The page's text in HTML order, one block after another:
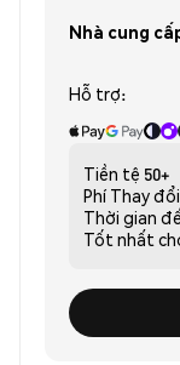
Nhà cung
Hỗ trợ:
Tiền tệ 50+
Phí Thay đổi
Thời gian
Tốt nhất